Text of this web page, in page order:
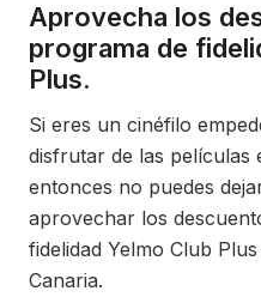
Aprovecha los
programa de
Plus.
Si eres un cinéfilo
disfrutar de las películas
entonces no puedes
aprovechar los
fidelidad Yelmo Club
Canaria.